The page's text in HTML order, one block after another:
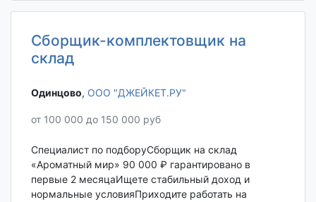
Сборщик-комплектовщик на
склад
Одинцово‎, ООО "ДЖЕЙКЕТ.РУ"
от 100 000 до 150 000 руб
Специалист по подборуСборщик на склад
«Ароматный мир» 90 000 ₽ гарантировано в
первые 2 месяцаИщете стабильный доход и
нормальные условияПриходите работать на